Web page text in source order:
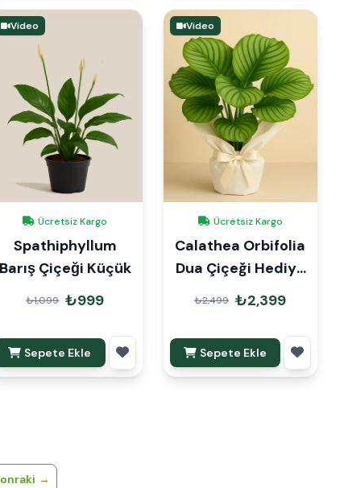
Video
Ücretsiz Kargo
Spathiphyllum
Barış Çiçeği Küçük
₺1,099 ₺999
Sepete Ekle
Video
Ücretsiz Kargo
Calathea Orbifolia
Dua Çiçeği Hediye
Paketli
₺2,499 ₺2,399
Sepete Ekle